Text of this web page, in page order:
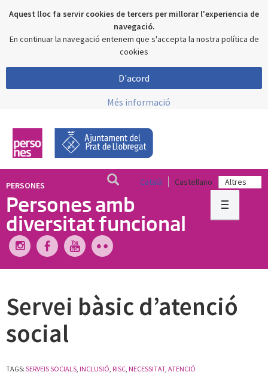
Aquest lloc fa servir cookies de tercers per millorar l'experiencia de
navegació.
En continuar la navegació entenem que s'accepta la nostra política de
cookies
D'acord
Més informació
Català Castellano
PERSONES
Persones amb
diversitat funcional
Servei bàsic d’atenció
social
TAGS: SERVEIS SOCIALS, INCLUSIÓ, RISC, NECESSITAT, ATENCIÓ